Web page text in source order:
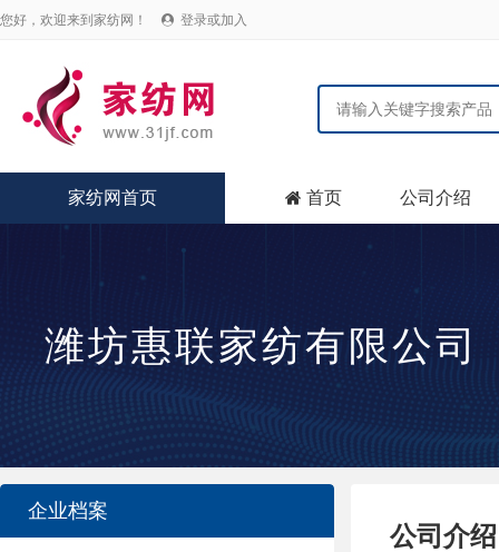
您好，欢迎来到家纺网！  登录或加入
家纺网首页  首页 公司介绍
潍坊惠联家纺有限公司
企业档案
公司介绍